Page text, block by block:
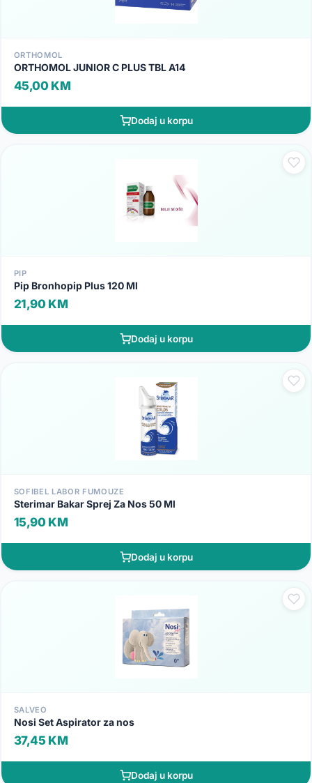
ORTHOMOL
ORTHOMOL JUNIOR C PLUS TBL A14
45,00 KM
Dodaj u korpu
PIP
Pip Bronhopip Plus 120 Ml
21,90 KM
Dodaj u korpu
SOFIBEL LABOR FUMOUZE
Sterimar Bakar Sprej Za Nos 50 Ml
15,90 KM
Dodaj u korpu
SALVEO
Nosi Set Aspirator za nos
37,45 KM
Dodaj u korpu